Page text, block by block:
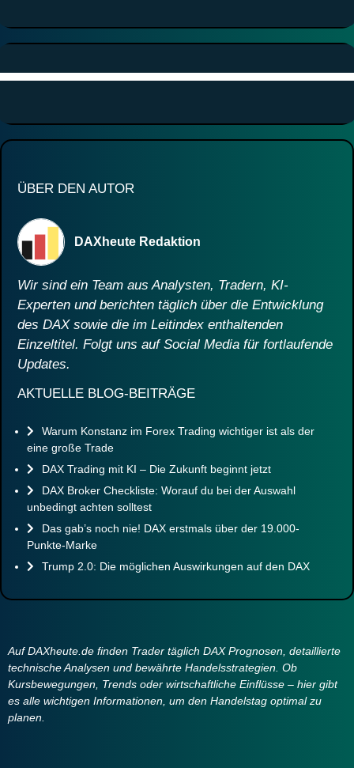
ÜBER DEN AUTOR
DAXheute Redaktion
Wir sind ein Team aus Analysten, Tradern, KI-
Experten und berichten täglich über die Entwicklung
des DAX sowie die im Leitindex enthaltenden
Einzeltitel. Folgt uns auf Social Media für fortlaufende
Updates.
AKTUELLE BLOG-BEITRÄGE
Warum Konstanz im Forex Trading wichtiger ist als der
eine große Trade
DAX Trading mit KI – Die Zukunft beginnt jetzt
DAX Broker Checkliste: Worauf du bei der Auswahl
unbedingt achten solltest
Das gab’s noch nie! DAX erstmals über der 19.000-
Punkte-Marke
Trump 2.0: Die möglichen Auswirkungen auf den DAX
Auf DAXheute.de finden Trader täglich DAX Prognosen, detaillierte
technische Analysen und bewährte Handelsstrategien. Ob
Kursbewegungen, Trends oder wirtschaftliche Einflüsse – hier gibt
es alle wichtigen Informationen, um den Handelstag optimal zu
planen.